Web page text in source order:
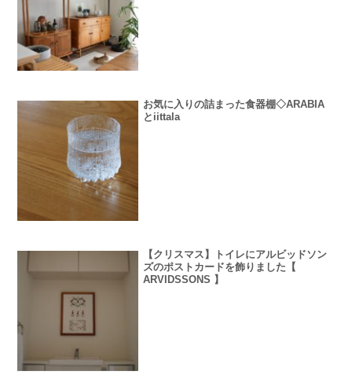
お気に入りの詰まった食器棚◇ARABIA
とiittala
【クリスマス】トイレにアルビッドソン
ズのポストカードを飾りました【
ARVIDSSONS 】